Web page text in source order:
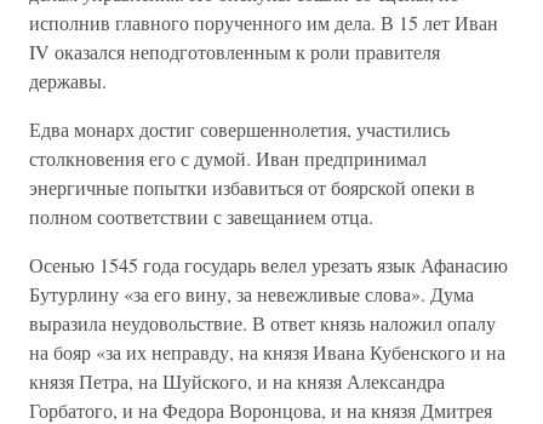
исполнив главного порученного им дела. В 15 лет Иван
IV оказался неподготовленным к роли правителя
державы.
Едва монарх достиг совершеннолетия, участились
столкновения его с думой. Иван предпринимал
энергичные попытки избавиться от боярской опеки в
полном соответствии с завещанием отца.
Осенью 1545 года государь велел урезать язык Афанасию
Бутурлину «за его вину, за невежливые слова». Дума
выразила неудовольствие. В ответ князь наложил опалу
на бояр «за их неправду, на князя Ивана Кубенского и на
князя Петра, на Шуйского, и на князя Александра
Горбатого, и на Федора Воронцова, и на князя Дмитрея